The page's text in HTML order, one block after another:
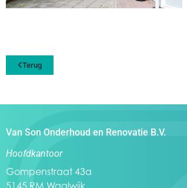
Terug
Van Son Onderhoud en Renovatie B.V.
Hoofdkantoor
Gompenstraat 43a